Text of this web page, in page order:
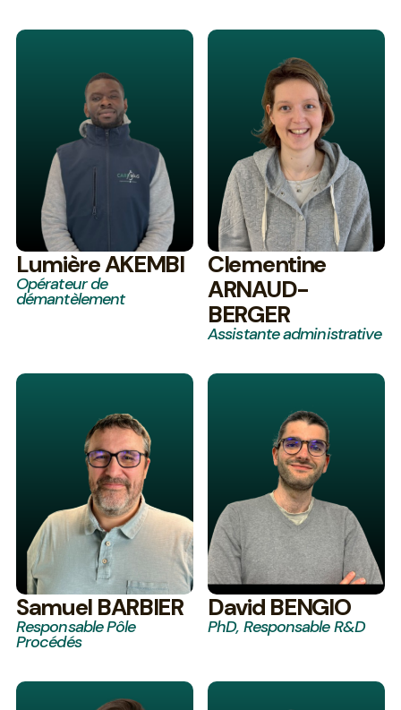
Lumière AKEMBI
Opérateur de
démantèlement
Clementine
ARNAUD-
BERGER
Assistante administrative
Samuel BARBIER
Responsable Pôle
Procédés
David BENGIO
PhD, Responsable R&D